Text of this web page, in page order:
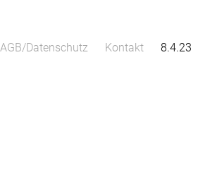
AGB/Datenschutz Kontakt 8.4.23